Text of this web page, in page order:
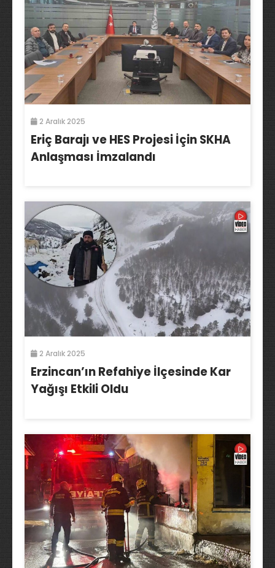
2 Aralık 2025
Eriç Barajı ve HES Projesi İçin SKHA
Anlaşması İmzalandı
2 Aralık 2025
Erzincan’ın Refahiye İlçesinde Kar
Yağışı Etkili Oldu